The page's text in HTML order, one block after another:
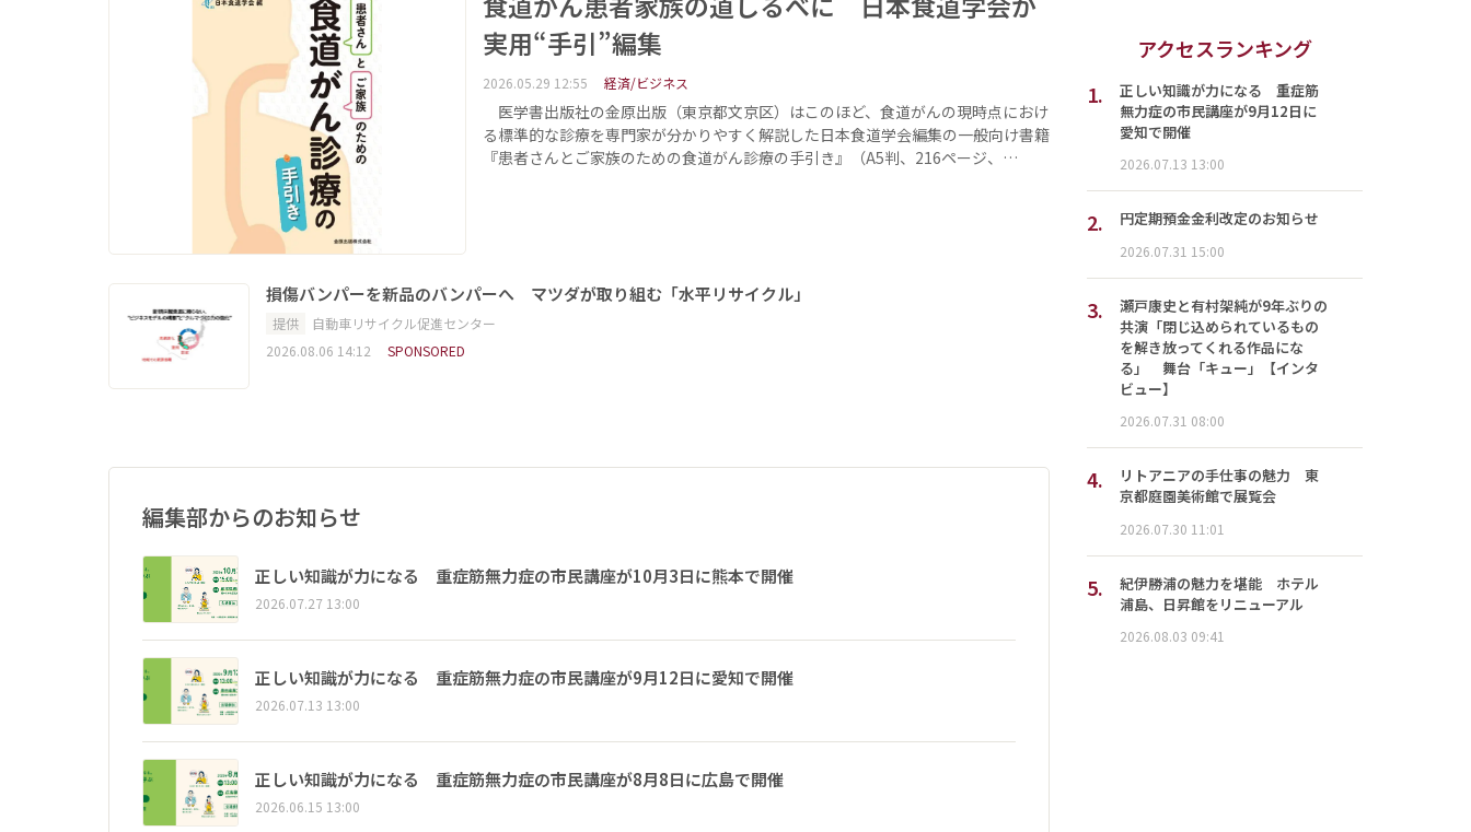
実用“手引”編集
2026.05.29 12:55 経済/ビジネス
医学書出版社の金原出版（東京都文京区）はこのほど、食道がんの現時点におけ
る標準的な診療を専門家が分かりやすく解説した日本食道学会編集の一般向け書籍
『患者さんとご家族のための食道がん診療の手引き』（A5判、216ページ、…
損傷バンパーを新品のバンパーへ マツダが取り組む「水平リサイクル」
提供
自動車リサイクル促進センター
2026.08.06 14:12
SPONSORED
編集部からのお知らせ
正しい知識が力になる 重症筋無力症の市民講座が10月3日に熊本で開催
2026.07.27 13:00
正しい知識が力になる 重症筋無力症の市民講座が9月12日に愛知で開催
2026.07.13 13:00
正しい知識が力になる 重症筋無力症の市民講座が8月8日に広島で開催
2026.06.15 13:00
アクセスランキング
1.
正しい知識が力になる 重症筋
無力症の市民講座が9月12日に
愛知で開催
2026.07.13 13:00
2. 円定期預金金利改定のお知らせ
2026.07.31 15:00
3.
瀬戸康史と有村架純が9年ぶりの
共演「閉じ込められているもの
を解き放ってくれる作品にな
る」 舞台「キュー」【インタ
ビュー】
2026.07.31 08:00
4.
リトアニアの手仕事の魅力 東
京都庭園美術館で展覧会
2026.07.30 11:01
5.
紀伊勝浦の魅力を堪能 ホテル
浦島、日昇館をリニューアル
2026.08.03 09:41